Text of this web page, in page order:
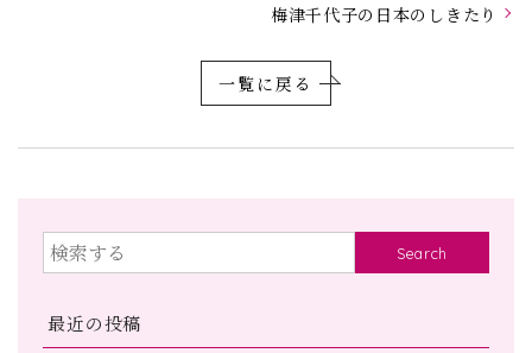
梅津千代子の日本のしきたり
一覧に戻る
Search
最近の投稿